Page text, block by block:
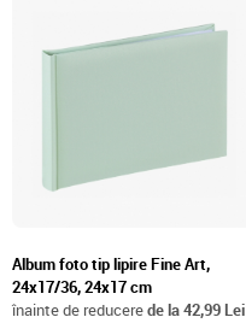
Album foto tip lipire Fine Art,
24x17/36, 24x17 cm
înainte de reducerede la 42,99 Lei